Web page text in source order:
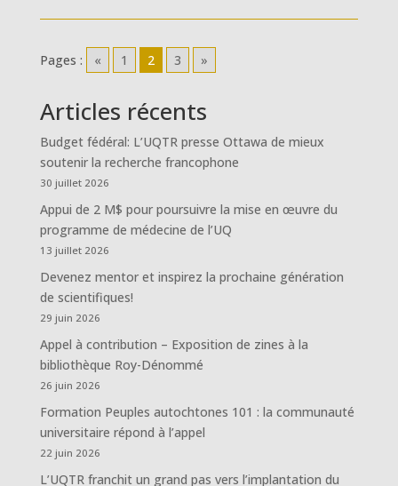
Pages : « 1 2 3 »
Articles récents
Budget fédéral: L’UQTR presse Ottawa de mieux
soutenir la recherche francophone
30 juillet 2026
Appui de 2 M$ pour poursuivre la mise en œuvre du
programme de médecine de l’UQ
13 juillet 2026
Devenez mentor et inspirez la prochaine génération
de scientifiques!
29 juin 2026
Appel à contribution – Exposition de zines à la
bibliothèque Roy-Dénommé
26 juin 2026
Formation Peuples autochtones 101 : la communauté
universitaire répond à l’appel
22 juin 2026
L’UQTR franchit un grand pas vers l’implantation du